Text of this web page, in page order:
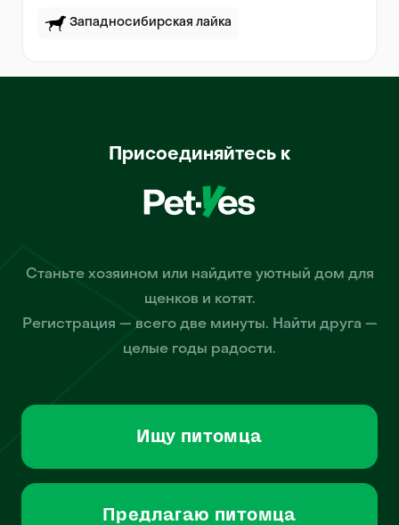
Западносибирская лайка
Присоединяйтесь к
Станьте хозяином или найдите уютный дом для
щенков и котят.
Регистрация — всего две минуты. Найти друга —
целые годы радости.
Ищу питомца
Предлагаю питомца